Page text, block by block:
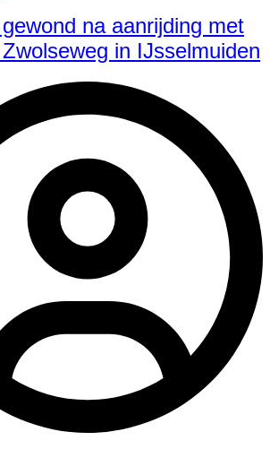
na aanrijding met
in IJsselmuiden